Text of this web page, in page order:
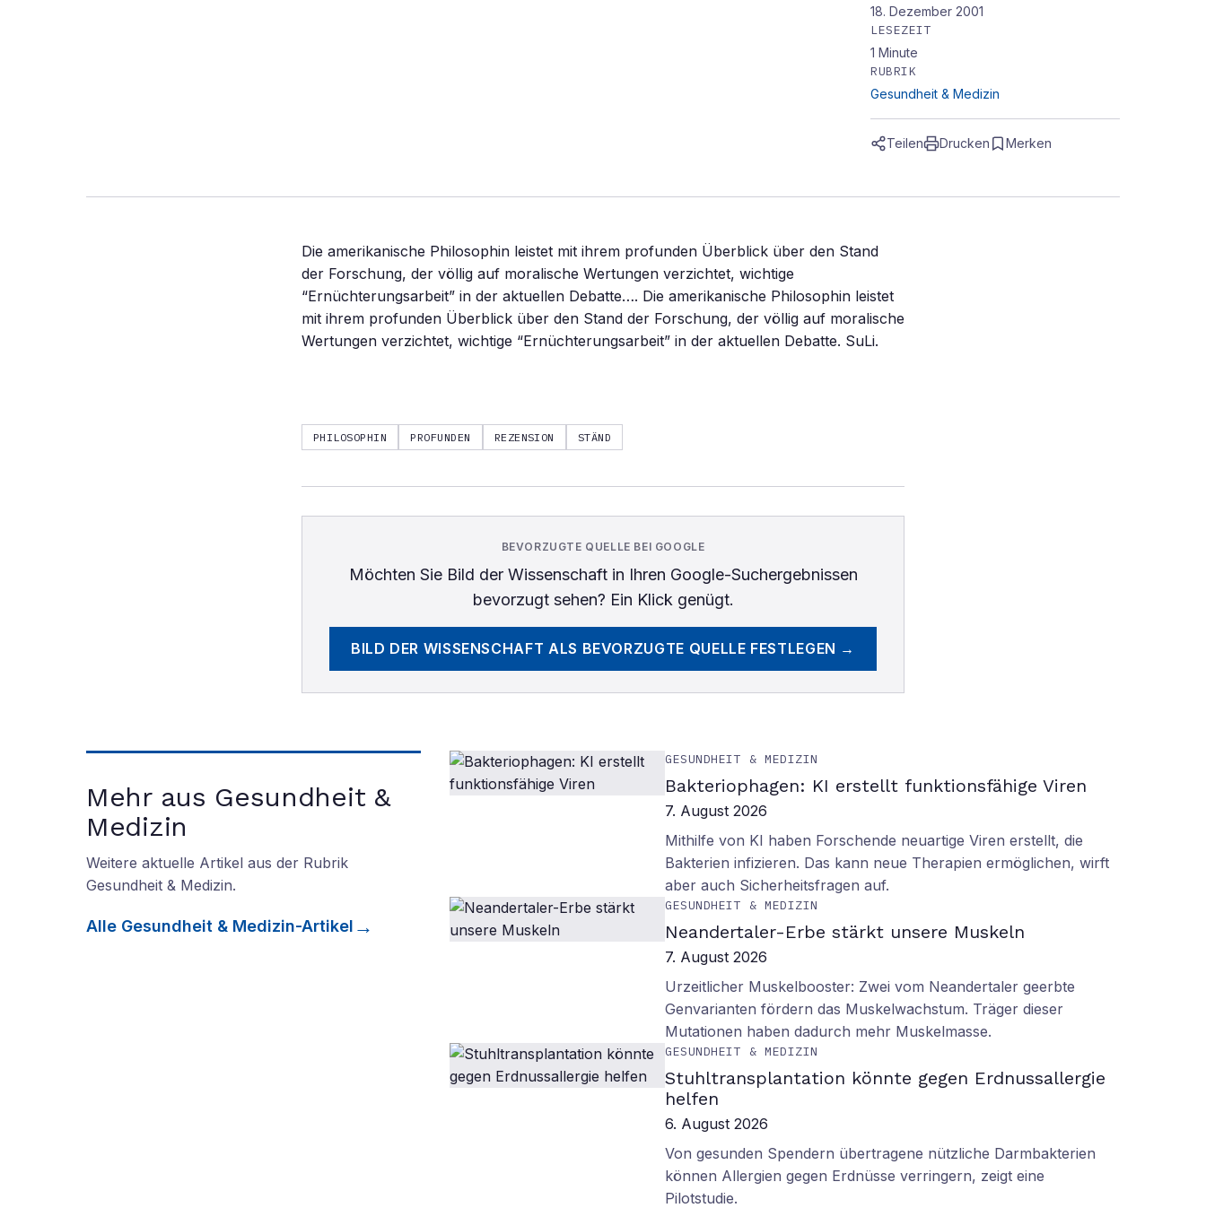
18. Dezember 2001
LESEZEIT
1 Minute
RUBRIK
Gesundheit & Medizin
Teilen Drucken Merken
Die amerikanische Philosophin leistet mit ihrem profunden Überblick über den Stand
der Forschung, der völlig auf moralische Wertungen verzichtet, wichtige
“Ernüchterungsarbeit” in der aktuellen Debatte…. Die amerikanische Philosophin leistet
mit ihrem profunden Überblick über den Stand der Forschung, der völlig auf moralische
Wertungen verzichtet, wichtige “Ernüchterungsarbeit” in der aktuellen Debatte. SuLi.
PHILOSOPHIN PROFUNDEN REZENSION STÄND
BEVORZUGTE QUELLE BEI GOOGLE
Möchten Sie Bild der Wissenschaftin Ihren Google-Suchergebnissen
bevorzugt sehen? Ein Klick genügt.
BILD DER WISSENSCHAFT ALS BEVORZUGTE QUELLE FESTLEGEN →
Mehr aus Gesundheit &
Medizin
Weitere aktuelle Artikel aus der Rubrik
Gesundheit & Medizin.
Alle Gesundheit & Medizin-Artikel
GESUNDHEIT & MEDIZIN
Bakteriophagen: KI erstellt funktionsfähige Viren
7. August 2026
Mithilfe von KI haben Forschende neuartige Viren erstellt, die
Bakterien infizieren. Das kann neue Therapien ermöglichen, wirft
aber auch Sicherheitsfragen auf.
GESUNDHEIT & MEDIZIN
Neandertaler-Erbe stärkt unsere Muskeln
7. August 2026
Urzeitlicher Muskelbooster: Zwei vom Neandertaler geerbte
Genvarianten fördern das Muskelwachstum. Träger dieser
Mutationen haben dadurch mehr Muskelmasse.
GESUNDHEIT & MEDIZIN
Stuhltransplantation könnte gegen Erdnussallergie
helfen
6. August 2026
Von gesunden Spendern übertragene nützliche Darmbakterien
können Allergien gegen Erdnüsse verringern, zeigt eine
Pilotstudie.